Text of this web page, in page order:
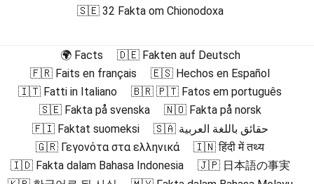
🇸🇪 32 Fakta om Chionodoxa
🌍 Facts
🇩🇪 Fakten auf Deutsch
🇫🇷 Faits en français
🇪🇸 Hechos en Español
🇮🇹 Fatti in Italiano
🇧🇷 🇵🇹 Fatos em português
🇸🇪 Fakta på svenska
🇳🇴 Fakta på norsk
🇫🇮 Faktat suomeksi
🇸🇦 حقائق باللغة العربية
🇬🇷 Γεγονότα στα ελληνικά
🇮🇳 हिंदी में तथ्य
🇮🇩 Fakta dalam Bahasa Indonesia
🇯🇵 日本語の事実